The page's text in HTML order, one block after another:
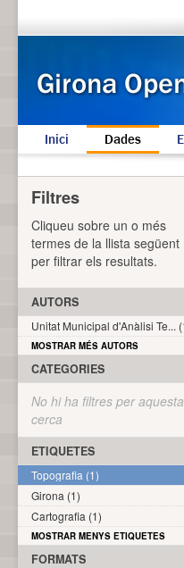
Inici Dades
Filtres
Cliqueu sobre un o més
termes de la llista següent
per filtrar els resultats.
AUTORS
Unitat Municipal d'Anàlisi Te...
MOSTRAR MÉS AUTORS
CATEGORIES
No hi ha filtres per aquesta
cerca
ETIQUETES
Topografia (1)
Girona (1)
Cartografia (1)
MOSTRAR MENYS ETIQUETES
FORMATS